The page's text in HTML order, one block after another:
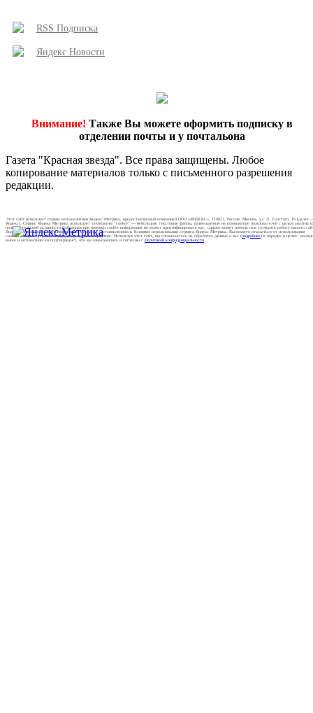
RSS Подписка
Яндекс Новости
Внимание! Также Вы можете оформить подписку в
отделении почты и у почтальона
Газета "Красная звезда". Все права защищены. Любое
копирование материалов только с письменного разрешения
редакции.
Этот сайт использует сервис веб-аналитики Яндекс Метрика, предоставляемый компанией ООО «ЯНДЕКС», 119021, Россия, Москва, ул. Л. Толстого, 16 (далее
Яндекс). Сервис Яндекс Метрика использует технологию “cookie” — небольшие текстовые файлы, размещаемые на компьютере пользователей с целью анализа
пользовательской активности.Собранная при помощи cookie информация не может идентифицировать вас, однако может помочь нам улучшить работу нашего
Яндекс обрабатывает эту информацию в порядке, установленном в Условиях использования сервиса Яндекс Метрика. Вы можете отказаться от использования
cookies, выбрав соответствующие настройки в браузере. Используя этот сайт, вы соглашаетесь на обработку данных о вас (подробнее) в порядке и целях,
выше и автоматически подтверждает, что вы ознакомились и согласны с Политикой конфиденциальности